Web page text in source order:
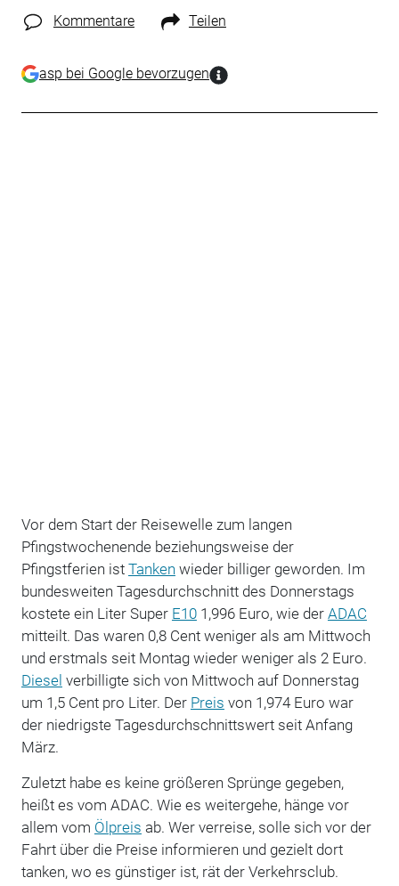
Kommentare Teilen
asp bei Google bevorzugen
Vor dem Start der Reisewelle zum langen
Pfingstwochenende beziehungsweise der
Pfingstferien ist Tanken wieder billiger geworden. Im
bundesweiten Tagesdurchschnitt des Donnerstags
kostete ein Liter Super E101,996 Euro, wie der ADAC
mitteilt. Das waren 0,8 Cent weniger als am Mittwoch
und erstmals seit Montag wieder weniger als 2 Euro.
Diesel verbilligte sich von Mittwoch auf Donnerstag
um 1,5 Cent pro Liter. Der Preis von 1,974 Euro war
der niedrigste Tagesdurchschnittswert seit Anfang
März.
Zuletzt habe es keine größeren Sprünge gegeben,
heißt es vom ADAC. Wie es weitergehe, hänge vor
allem vom Ölpreis ab. Wer verreise, solle sich vor der
Fahrt über die Preise informieren und gezielt dort
tanken, wo es günstiger ist, rät der Verkehrsclub.